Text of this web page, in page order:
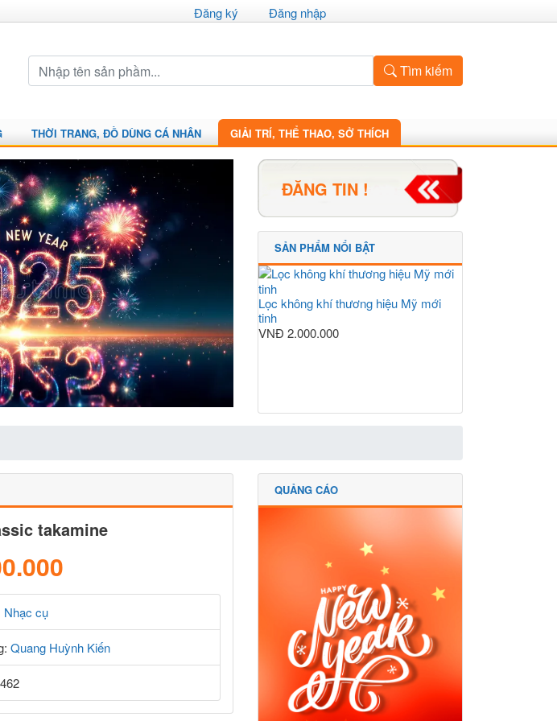
Đăng ký Đăng nhập
Tìm kiếm
THỜI TRANG, ĐỒ DÙNG CÁ NHÂN GIẢI TRÍ, THỂ THAO, SỞ THÍCH
ĐĂNG TIN !
SẢN PHẨM NỔI BẬT
Lọc không khí thương hiệu Mỹ mới
tinh
VNĐ 2.000.000
takamine
Nhạc cụ
Quang Huỳnh Kiến
QUẢNG CÁO